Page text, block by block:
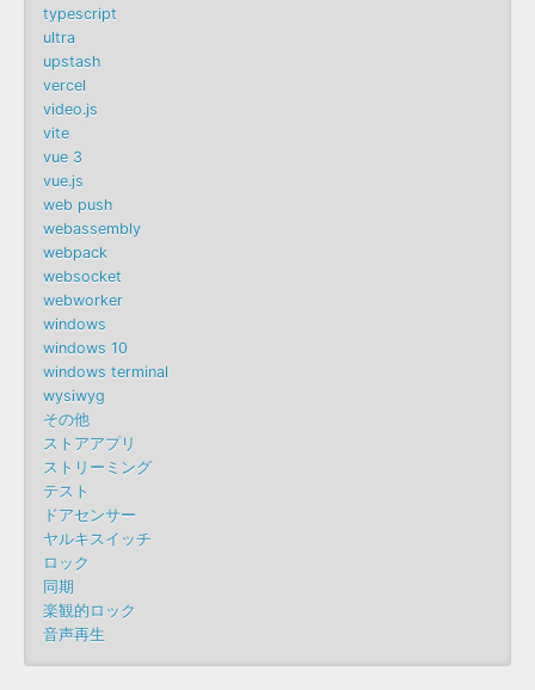
typescript
ultra
upstash
vercel
video.js
vite
vue 3
vue.js
web push
webassembly
webpack
websocket
webworker
windows
windows 10
windows terminal
wysiwyg
その他
ストアアプリ
ストリーミング
テスト
ドアセンサー
ヤルキスイッチ
ロック
同期
楽観的ロック
音声再生